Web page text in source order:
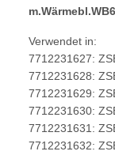
Verwendet in:
7712231627:
7712231628:
7712231629:
7712231630:
7712231631:
7712231632: